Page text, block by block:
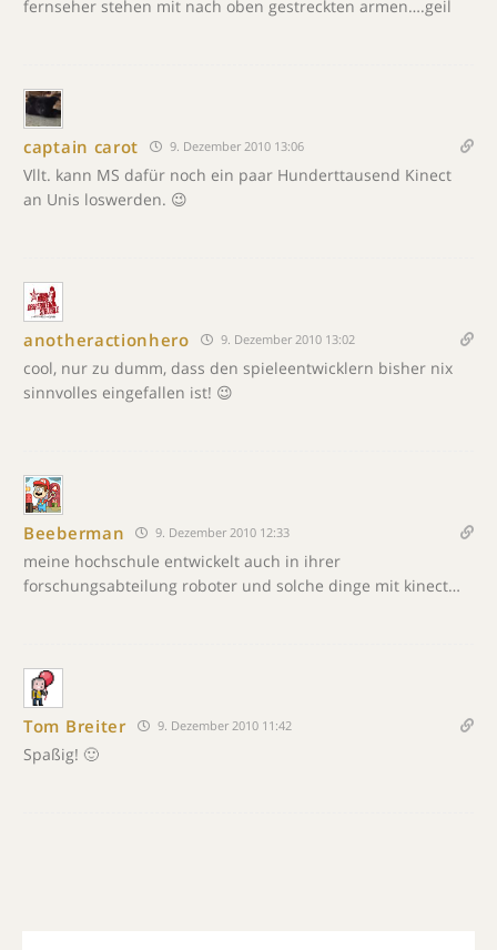
fernseher stehen mit nach oben gestreckten armen….geil
captain carot 9. Dezember 2010 13:06
Vllt. kann MS dafür noch ein paar Hunderttausend Kinect
an Unis loswerden. 😉
anotheractionhero 9. Dezember 2010 13:02
cool, nur zu dumm, dass den spieleentwicklern bisher nix
sinnvolles eingefallen ist! 😉
Beeberman 9. Dezember 2010 12:33
meine hochschule entwickelt auch in ihrer
forschungsabteilung roboter und solche dinge mit kinect…
Tom Breiter 9. Dezember 2010 11:42
Spaßig! 🙂